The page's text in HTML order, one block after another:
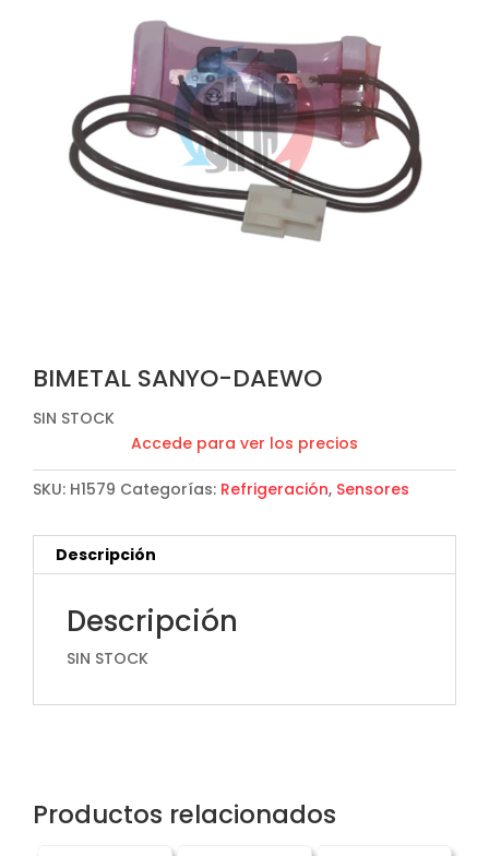
BIMETAL SANYO-DAEWO
SIN STOCK
Accede para ver los precios
SKU: H1579 Categorías: Refrigeración, Sensores
Descripción
Descripción
SIN STOCK
Productos relacionados